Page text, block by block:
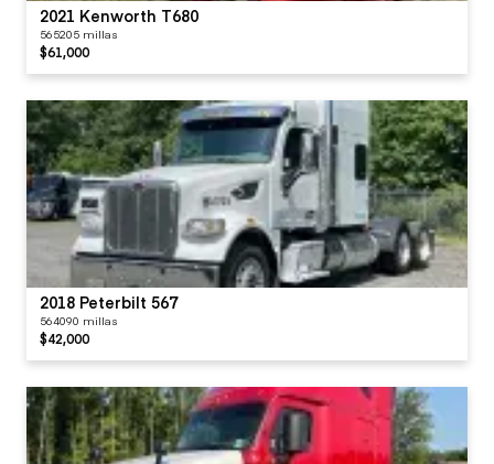
2021 Kenworth T680
565205 millas
$61,000
2018 Peterbilt 567
564090 millas
$42,000